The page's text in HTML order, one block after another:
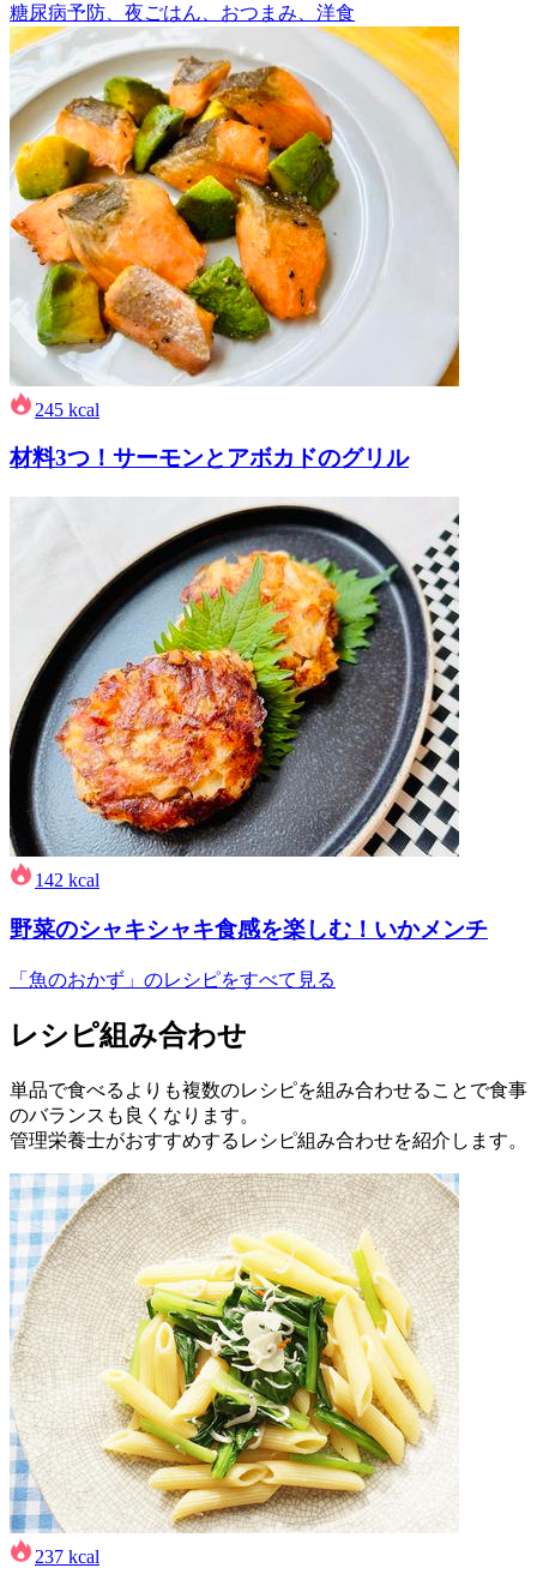
糖尿病予防、夜ごはん、おつまみ、洋食
245 kcal
材料3つ！サーモンとアボカドのグリル
142 kcal
野菜のシャキシャキ食感を楽しむ！いかメンチ
「魚のおかず」のレシピをすべて見る
レシピ組み合わせ
単品で食べるよりも複数のレシピを組み合わせることで食事
のバランスも良くなります。
管理栄養士がおすすめするレシピ組み合わせを紹介します。
237 kcal